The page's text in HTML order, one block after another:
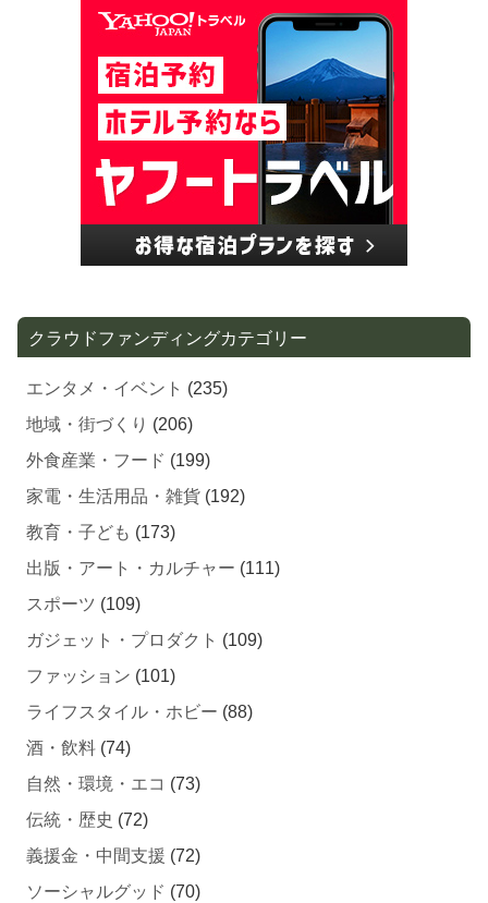
クラウドファンディングカテゴリー
エンタメ・イベント (235)
地域・街づくり (206)
外食産業・フード (199)
家電・生活用品・雑貨 (192)
教育・子ども (173)
出版・アート・カルチャー (111)
スポーツ (109)
ガジェット・プロダクト (109)
ファッション (101)
ライフスタイル・ホビー (88)
酒・飲料 (74)
自然・環境・エコ (73)
伝統・歴史 (72)
義援金・中間支援 (72)
ソーシャルグッド (70)